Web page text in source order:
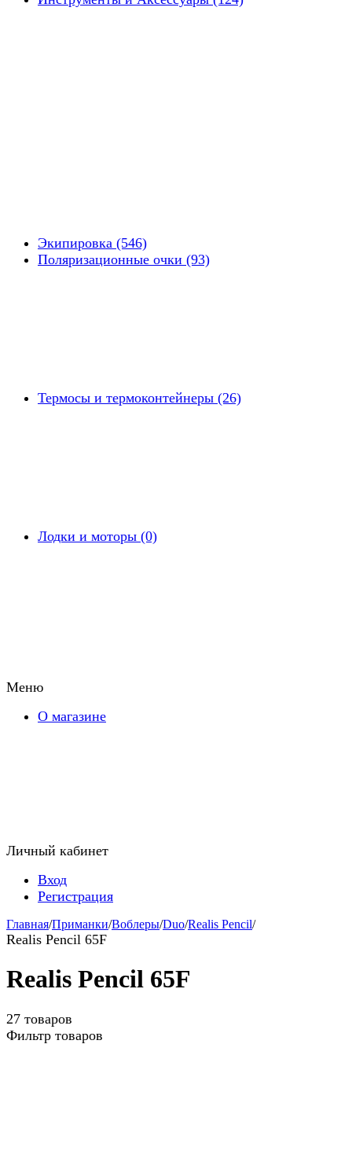
Экипировка (546)
Поляризационные очки (93)
Термосы и термоконтейнеры (26)
Лодки и моторы (0)
Меню
О магазине
Личный кабинет
Вход
Регистрация
Главная/Приманки/Воблеры/Duo/Realis Pencil/
Realis Pencil 65F
Realis Pencil 65F
27 товаров
Фильтр товаров